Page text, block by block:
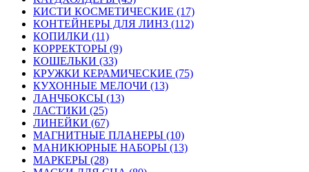
КИСТИ КОСМЕТИЧЕСКИЕ (17)
КОНТЕЙНЕРЫ ДЛЯ ЛИНЗ (112)
КОПИЛКИ (11)
КОРРЕКТОРЫ (9)
КОШЕЛЬКИ (33)
КРУЖКИ КЕРАМИЧЕСКИЕ (75)
КУХОННЫЕ МЕЛОЧИ (13)
ЛАНЧБОКСЫ (13)
ЛАСТИКИ (25)
ЛИНЕЙКИ (67)
МАГНИТНЫЕ ПЛАНЕРЫ (10)
МАНИКЮРНЫЕ НАБОРЫ (13)
МАРКЕРЫ (28)